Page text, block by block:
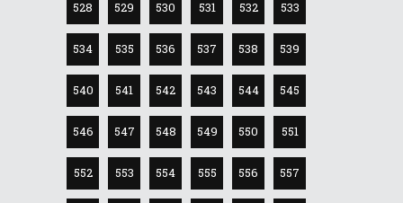
528 529 530 531 532 533
534 535 536 537 538 539
540 541 542 543 544 545
546 547 548 549 550 551
552 553 554 555 556 557